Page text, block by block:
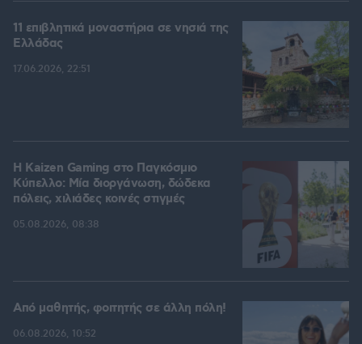
11 επιβλητικά μοναστήρια σε νησιά της
Ελλάδας
17.06.2026, 22:51
H Kaizen Gaming στο Παγκόσμιο
Kύπελλο: Μία διοργάνωση, δώδεκα
πόλεις, χιλιάδες κοινές στιγμές
05.08.2026, 08:38
Από μαθητής, φοιτητής σε άλλη πόλη!
06.08.2026, 10:52